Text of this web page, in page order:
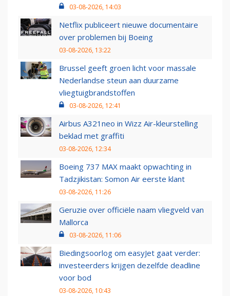
03-08-2026, 14:03
Netflix publiceert nieuwe documentaire
over problemen bij Boeing
03-08-2026, 13:22
Brussel geeft groen licht voor massale
Nederlandse steun aan duurzame
vliegtuigbrandstoffen
03-08-2026, 12:41
Airbus A321neo in Wizz Air-kleurstelling
beklad met graffiti
03-08-2026, 12:34
Boeing 737 MAX maakt opwachting in
Tadzjikistan: Somon Air eerste klant
03-08-2026, 11:26
Geruzie over officiële naam vliegveld van
Mallorca
03-08-2026, 11:06
Biedingsoorlog om easyJet gaat verder:
investeerders krijgen dezelfde deadline
voor bod
03-08-2026, 10:43